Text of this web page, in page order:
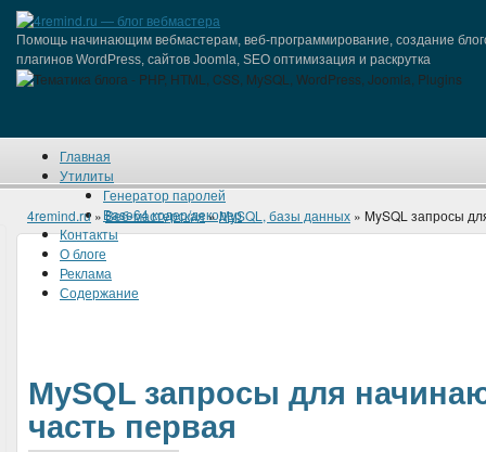
Помощь начинающим вебмастерам, веб-программирование, создание
плагинов WordPress, сайтов Joomla, SEO оптимизация и раскрутка
Главная
Утилиты
Генератор паролей
Base64 кодер/декодер
Контакты
О блоге
Реклама
Содержание
4remind.ru »Веб-мастерская»MySQL, базы данных » MySQL запросы
MySQL запросы для
часть первая